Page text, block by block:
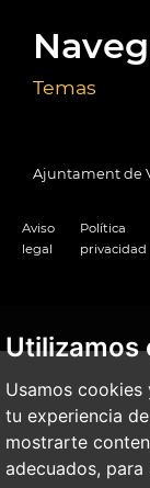
Utilizamos
Usamos
tu experiencia
mostrarte
adecuados,
Temas
Ajuntament de
Aviso
legal
Política
privacidad